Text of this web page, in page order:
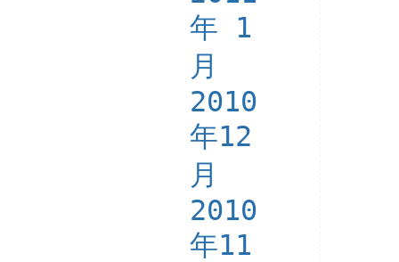
年 1
月
2010
年12
月
2010
年11